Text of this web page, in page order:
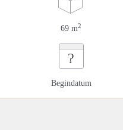
69 m2
?
Begindatum